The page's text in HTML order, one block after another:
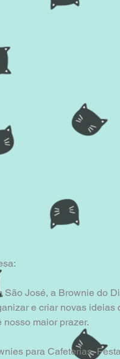
São José, a Brownie do
e criar novas
nosso maior prazer.
para Cafeterias,